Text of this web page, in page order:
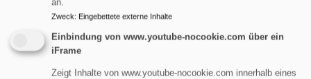
Kontakt:
an.
Zweck: Eingebettete externe Inhalte
Einbindung von www.youtube-nocookie.com über ein
iFrame
Zeigt Inhalte von www.youtube-nocookie.com innerhalb eines